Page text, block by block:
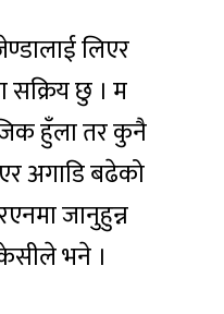
लिएर
छु । म
हुँला तर कुनै
अगाडि बढेको
जानुहुन्न
केसीले भने ।